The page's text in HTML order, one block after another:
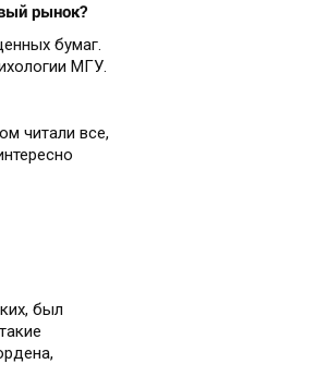
рынок?
бумаг.
МГУ.
читали все,
был